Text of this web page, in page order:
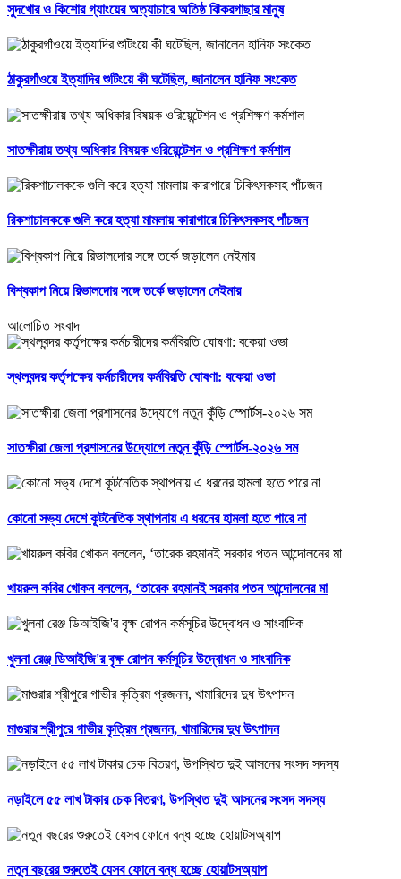
সুদখোর ও কিশোর গ্যাংয়ের অত্যাচারে অতিষ্ঠ ঝিকরগাছার মানুষ
ঠাকুরগাঁওয়ে ইত্যাদির শুটিংয়ে কী ঘটেছিল, জানালেন হানিফ সংকেত
সাতক্ষীরায় তথ্য অধিকার বিষয়ক ওরিয়েন্টেশন ও প্রশিক্ষণ কর্মশাল
রিকশাচালককে গুলি করে হত্যা মামলায় কারাগারে চিকিৎসকসহ পাঁচজন
বিশ্বকাপ নিয়ে রিভালদোর সঙ্গে তর্কে জড়ালেন নেইমার
আলোচিত সংবাদ
স্থলবন্দর কর্তৃপক্ষের কর্মচারীদের কর্মবিরতি ঘোষণা: বকেয়া ওভা
সাতক্ষীরা জেলা প্রশাসনের উদ্যোগে নতুন কুঁড়ি স্পোর্টস-২০২৬ সম
কোনো সভ্য দেশে কূটনৈতিক স্থাপনায় এ ধরনের হামলা হতে পারে না
খায়রুল কবির খোকন বললেন, ‘তারেক রহমানই সরকার পতন আন্দোলনের মা
খুলনা রেঞ্জ ডিআইজি'র বৃক্ষ রোপন কর্মসূচির উদ্বোধন ও সাংবাদিক
মাগুরার শ্রীপুরে গাভীর কৃত্রিম প্রজনন, খামারিদের দুধ উৎপাদন
নড়াইলে ৫৫ লাখ টাকার চেক বিতরণ, উপস্থিত দুই আসনের সংসদ সদস্য
নতুন বছরের শুরুতেই যেসব ফোনে বন্ধ হচ্ছে হোয়াটসঅ্যাপ